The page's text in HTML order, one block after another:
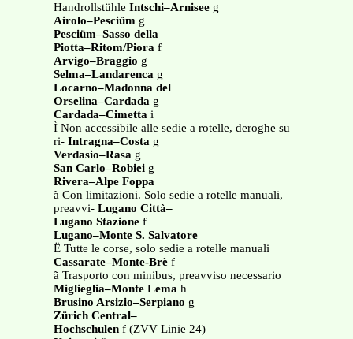
Handrollstühle Intschi–Arnisee g
Airolo–Pesciüm g
Pesciüm–Sasso della
Piotta–Ritom/Piora f
Arvigo–Braggio g
Selma–Landarenca g
Locarno–Madonna del
Orselina–Cardada g
Cardada–Cimetta i
Ì Non accessibile alle sedie a rotelle, deroghe su
ri- Intragna–Costa g
Verdasio–Rasa g
San Carlo–Robiei g
Rivera–Alpe Foppa
ã Con limitazioni. Solo sedie a rotelle manuali,
preavvi- Lugano Città–
Lugano Stazione f
Lugano–Monte S. Salvatore
Ë Tutte le corse, solo sedie a rotelle manuali
Cassarate–Monte-Brè f
ã Trasporto con minibus, preavviso necessario
Miglieglia–Monte Lema h
Brusino Arsizio–Serpiano g
Zürich Central–
Hochschulen f (ZVV Linie 24)